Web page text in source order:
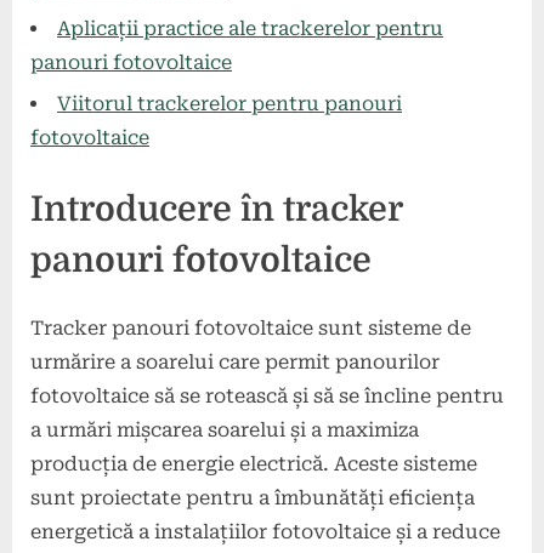
Aplicații practice ale trackerelor pentru
panouri fotovoltaice
Viitorul trackerelor pentru panouri
fotovoltaice
Introducere în tracker
panouri fotovoltaice
Tracker panouri fotovoltaice sunt sisteme de
urmărire a soarelui care permit panourilor
fotovoltaice să se rotească și să se încline pentru
a urmări mișcarea soarelui și a maximiza
producția de energie electrică. Aceste sisteme
sunt proiectate pentru a îmbunătăți eficiența
energetică a instalațiilor fotovoltaice și a reduce